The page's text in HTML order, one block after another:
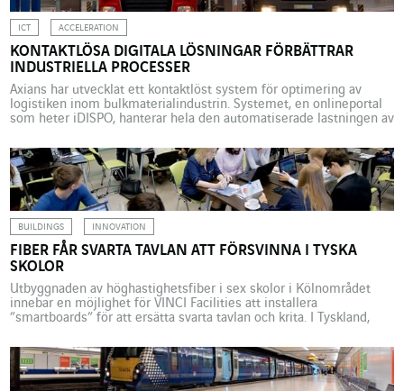
ICT ACCELERATION
KONTAKTLÖSA DIGITALA LÖSNINGAR FÖRBÄTTRAR
INDUSTRIELLA PROCESSER
Axians har utvecklat ett kontaktlöst system för optimering av
logistiken inom bulkmaterialindustrin. Systemet, en onlineportal
som heter iDISPO, hanterar hela den automatiserade lastningen av
industriprocesser och deras tillförlitlighet. En teknik som
dessutom är extra lämplig i dessa pandemitider. Axians IAS, ett
företag inom VINCI Energies som är specialiserat […]
BUILDINGS INNOVATION
FIBER FÅR SVARTA TAVLAN ATT FÖRSVINNA I TYSKA
SKOLOR
Utbyggnaden av höghastighetsfiber i sex skolor i Kölnområdet
innebar en möjlighet för VINCI Facilities att installera
”smartboards” för att ersätta svarta tavlan och krita. I Tyskland,
offentlig-privata partnerskapet (PPP) som tecknats på 25 år med
VINCI Facilities Solutions (VINCI Energies) till att utrusta flera av
sina […]